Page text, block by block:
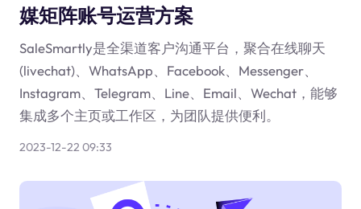
媒矩阵账号运营方案
SaleSmartly是全渠道客户沟通平台，聚合在线聊天
(livechat)、WhatsApp、Facebook、Messenger、
Instagram、Telegram、Line、Email、Wechat，能够
集成多个主页或工作区，为团队提供便利。
2023-12-22 09:33